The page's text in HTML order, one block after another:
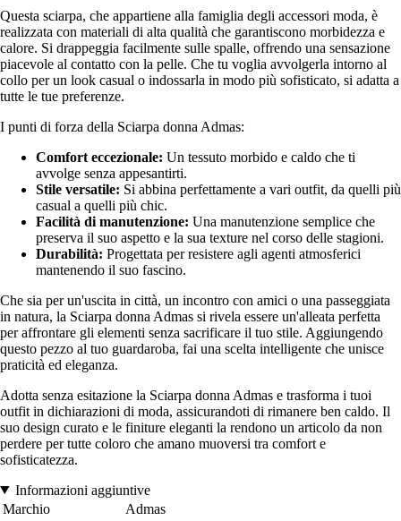
Questa sciarpa, che appartiene alla famiglia degli accessori moda, è
realizzata con materiali di alta qualità che garantiscono morbidezza e
calore. Si drappeggia facilmente sulle spalle, offrendo una sensazione
piacevole al contatto con la pelle. Che tu voglia avvolgerla intorno al
collo per un look casual o indossarla in modo più sofisticato, si adatta a
tutte le tue preferenze.
I punti di forza della Sciarpa donna Admas:
Comfort eccezionale: Un tessuto morbido e caldo che ti
avvolge senza appesantirti.
Stile versatile: Si abbina perfettamente a vari outfit, da quelli più
casual a quelli più chic.
Facilità di manutenzione: Una manutenzione semplice che
preserva il suo aspetto e la sua texture nel corso delle stagioni.
Durabilità: Progettata per resistere agli agenti atmosferici
mantenendo il suo fascino.
Che sia per un'uscita in città, un incontro con amici o una passeggiata
in natura, la Sciarpa donna Admas si rivela essere un'alleata perfetta
per affrontare gli elementi senza sacrificare il tuo stile. Aggiungendo
questo pezzo al tuo guardaroba, fai una scelta intelligente che unisce
praticità ed eleganza.
Adotta senza esitazione la Sciarpa donna Admas e trasforma i tuoi
outfit in dichiarazioni di moda, assicurandoti di rimanere ben caldo. Il
suo design curato e le finiture eleganti la rendono un articolo da non
perdere per tutte coloro che amano muoversi tra comfort e
sofisticatezza.
Informazioni aggiuntive
Marchio
Admas